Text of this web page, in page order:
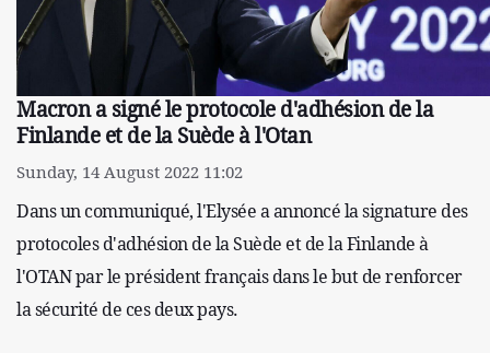
Macron a signé le protocole d'adhésion de la
Finlande et de la Suède à l'Otan
Sunday, 14 August 2022 11:02
Dans un communiqué, l'Elysée a annoncé la signature des
protocoles d'adhésion de la Suède et de la Finlande à
l'OTAN par le président français dans le but de renforcer
la sécurité de ces deux pays.